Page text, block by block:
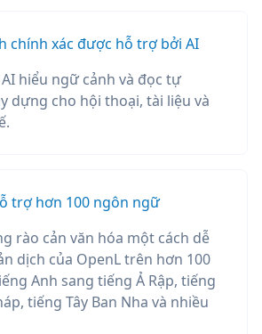
chính xác được hỗ trợ bởi AI
hiểu ngữ cảnh và đọc tự
dựng cho hội thoại, tài liệu và
trợ hơn 100 ngôn ngữ
rào cản văn hóa một cách dễ
dịch của OpenL trên hơn 100
Anh sang tiếng Ả Rập, tiếng
tiếng Tây Ban Nha và nhiều